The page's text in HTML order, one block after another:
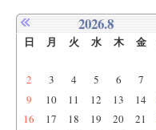
2026.8
日 月 火 水 木 金
2
3 4 5 6 7
9 10 11 12 13 14
16
17 18 19 20 21